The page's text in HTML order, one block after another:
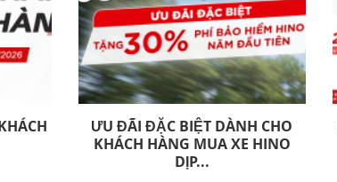
ƯU ĐÃI ĐẶC BIỆT DÀNH CHO
KHÁCH HÀNG MUA XE HINO
DỊP...